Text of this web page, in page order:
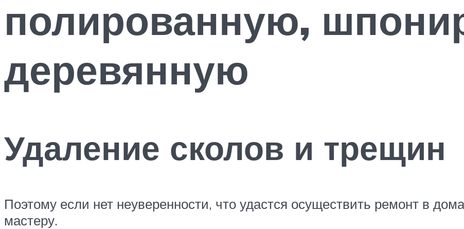
полированную,
деревянную
Удаление сколов и трещин
Поэтому если нет неуверенности, что удастся осуществить ремонт в
мастеру.